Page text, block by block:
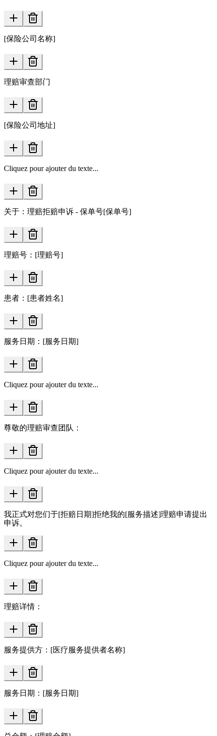
[保险公司名称]
理赔审查部门
[保险公司地址]
Cliquez pour ajouter du texte...
关于：理赔拒赔申诉 - 保单号[保单号]
理赔号：[理赔号]
患者：[患者姓名]
服务日期：[服务日期]
Cliquez pour ajouter du texte...
尊敬的理赔审查团队：
Cliquez pour ajouter du texte...
我正式对您们于[拒赔日期]拒绝我的[服务描述]理赔申请提出
申诉。
Cliquez pour ajouter du texte...
理赔详情：
服务提供方：[医疗服务提供者名称]
服务日期：[服务日期]